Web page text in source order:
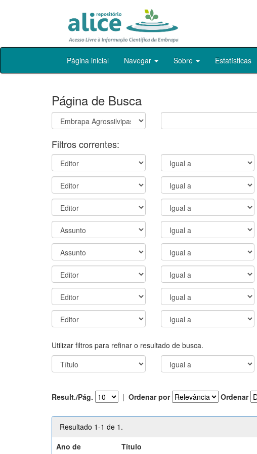
Skip
Página inicial Navegar Sobre Estatísticas
Página de Busca
Filtros correntes:
Utilizar filtros para refinar o resultado de busca.
Result./Pág. | Ordenar por Ordenar
Resultado 1-1 de 1.
Ano de
Título